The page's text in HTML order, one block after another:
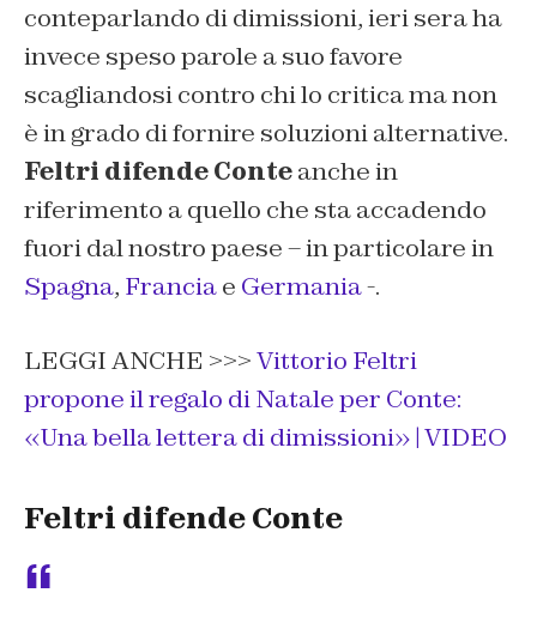
conteparlando di dimissioni, ieri sera ha
invece speso parole a suo favore
scagliandosi contro chi lo critica ma non
è in grado di fornire soluzioni alternative.
Feltri difende Conteanche in
riferimento a quello che sta accadendo
fuori dal nostro paese – in particolare in
Spagna, Franciae Germania-.
LEGGI ANCHE >>>Vittorio Feltri
propone il regalo di Natale per Conte:
«Una bella lettera di dimissioni» | VIDEO
Feltri difende Conte